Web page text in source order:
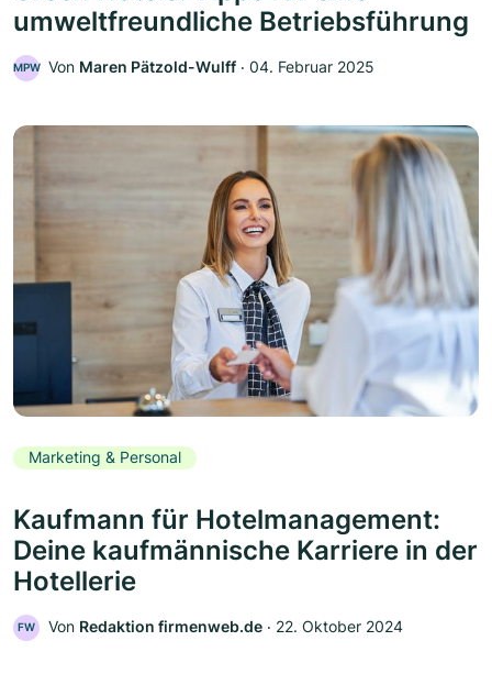
umweltfreundliche Betriebsführung
MPW Von Maren Pätzold-Wulff ‧ 04. Februar 2025
Marketing & Personal
Kaufmann für Hotelmanagement:
Deine kaufmännische Karriere in der
Hotellerie
FW Von Redaktion firmenweb.de ‧ 22. Oktober 2024